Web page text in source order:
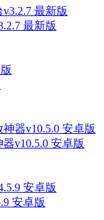
最新版
v10.5.0 安卓版
安卓版